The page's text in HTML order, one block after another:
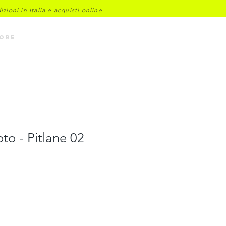
in Italia e acquisti online.
- Pitlane 02